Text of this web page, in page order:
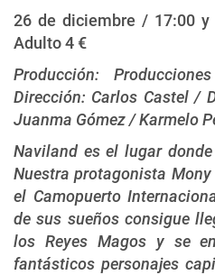
26 de diciembre / 17:00
Adulto 4 €
Producción:
Dirección: Carlos Castel /
Juanma Gómez / Karmelo
Naviland es el lugar
Nuestra protagonista
el Camopuerto
de sus sueños consigue
los Reyes Magos y se
fantásticos personajes